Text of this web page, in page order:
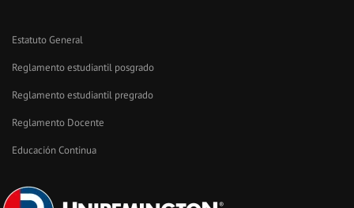
Estatuto General
Reglamento estudiantil posgrado
Reglamento estudiantil pregrado
Reglamento Docente
Educación Continua